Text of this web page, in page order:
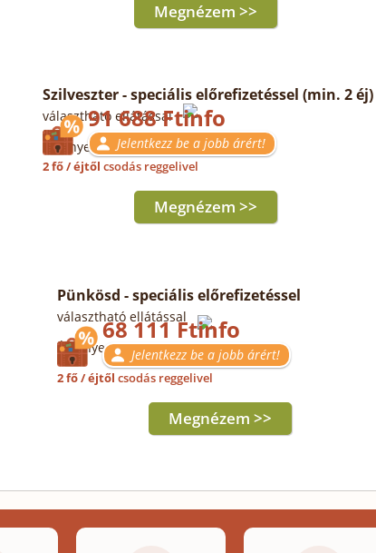
Megnézem >>
Szilveszter - speciális előrefizetéssel (min. 2 éj)
választható ellátással
Érvényes: 12.29-2027.01.02.
91 688 Ft
Jelentkezz be a jobb árért!
2 fő / éjtől csodás reggelivel
Megnézem >>
Pünkösd - speciális előrefizetéssel
választható ellátással
Érvényes: 05.13-17.
68 111 Ft
Jelentkezz be a jobb árért!
2 fő / éjtől csodás reggelivel
Megnézem >>